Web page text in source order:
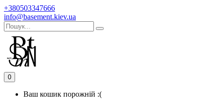
+380503347666
info@basement.kiev.ua
0
Ваш кошик порожній :(